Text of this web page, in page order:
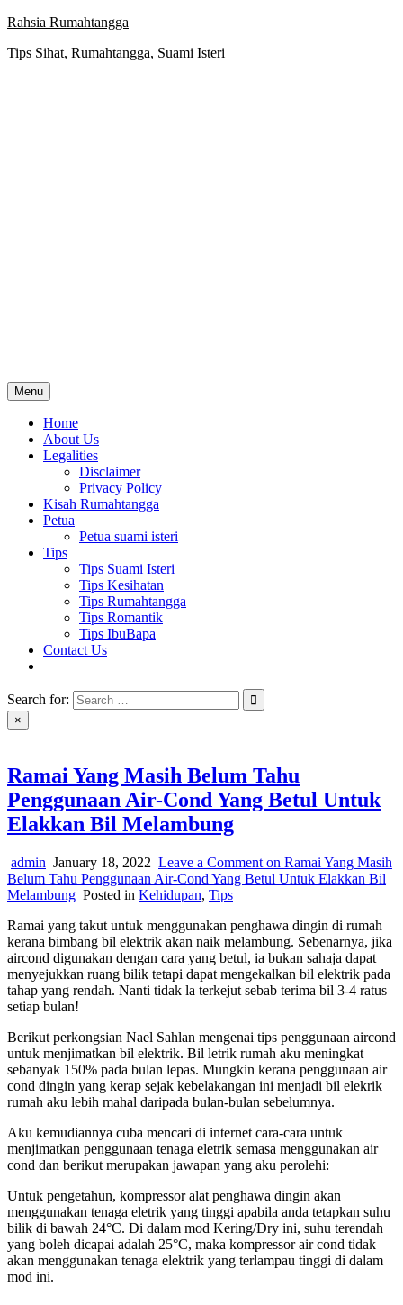
Skip
content
Rahsia Rumahtangga
Tips Sihat, Rumahtangga, Suami Isteri
Menu
Home
About Us
Legalities
Disclaimer
Privacy Policy
Kisah Rumahtangga
Petua
Petua suami isteri
Tips
Tips Suami Isteri
Tips Kesihatan
Tips Rumahtangga
Tips Romantik
Tips IbuBapa
Contact Us
Search for:
×
Ramai Yang Masih Belum Tahu
Penggunaan Air-Cond Yang Betul Untuk
Elakkan Bil Melambung
admin January 18, 2022 Leave a Comment on Ramai Yang Masih
Belum Tahu Penggunaan Air-Cond Yang Betul Untuk Elakkan Bil
Melambung Posted in Kehidupan, Tips
Ramai yang takut untuk menggunakan penghawa dingin di rumah
kerana bimbang bil elektrik akan naik melambung. Sebenarnya, jika
aircond digunakan dengan cara yang betul, ia bukan sahaja dapat
menyejukkan ruang bilik tetapi dapat mengekalkan bil elektrik pada
tahap yang rendah. Nanti tidak la terkejut sebab terima bil 3-4 ratus
setiap bulan!
Berikut perkongsian Nael Sahlan mengenai tips penggunaan aircond
untuk menjimatkan bil elektrik. Bil letrik rumah aku meningkat
sebanyak 150% pada bulan lepas. Mungkin kerana penggunaan air
cond dingin yang kerap sejak kebelakangan ini menjadi bil elekrik
rumah aku lebih mahal daripada bulan-bulan sebelumnya.
Aku kemudiannya cuba mencari di internet cara-cara untuk
menjimatkan penggunaan tenaga eletrik semasa menggunakan air
cond dan berikut merupakan jawapan yang aku perolehi:
Untuk pengetahun, kompressor alat penghawa dingin akan
menggunakan tenaga eletrik yang tinggi apabila anda tetapkan suhu
bilik di bawah 24°C. Di dalam mod Kering/Dry ini, suhu terendah
yang boleh dicapai adalah 25°C, maka kompressor air cond tidak
akan menggunakan tenaga elektrik yang terlampau tinggi di dalam
mod ini.